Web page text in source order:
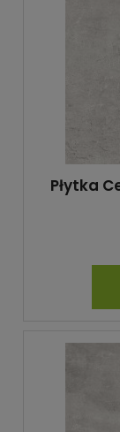
Płytka